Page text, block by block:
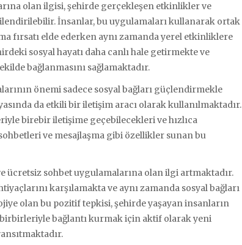
olan ilgisi, şehirde gerçekleşen etkinlikler ve
İnsanlar, bu uygulamaları kullanarak ortak
fırsatı elde ederken aynı zamanda yerel etkinliklere
sosyal hayatı daha canlı hale getirmekte ve
bağlanmasını sağlamaktadır.
önemi sadece sosyal bağları güçlendirmekle
da etkili bir iletişim aracı olarak kullanılmaktadır.
birebir iletişime geçebilecekleri ve hızlıca
ve mesajlaşma gibi özellikler sunan bu
ücretsiz sohbet uygulamalarına olan ilgi artmaktadır.
karşılamakta ve aynı zamanda sosyal bağları
olan bu pozitif tepkisi, şehirde yaşayan insanların
bağlantı kurmak için aktif olarak yeni